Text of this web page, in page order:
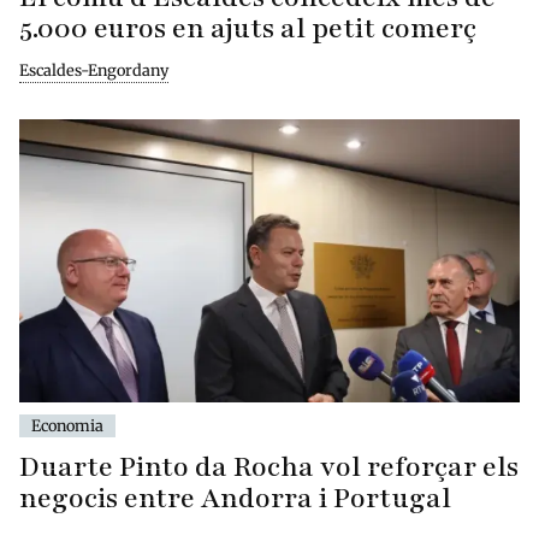
5.000 euros en ajuts al petit comerç
Escaldes-Engordany
Economia
Duarte Pinto da Rocha vol reforçar els
negocis entre Andorra i Portugal